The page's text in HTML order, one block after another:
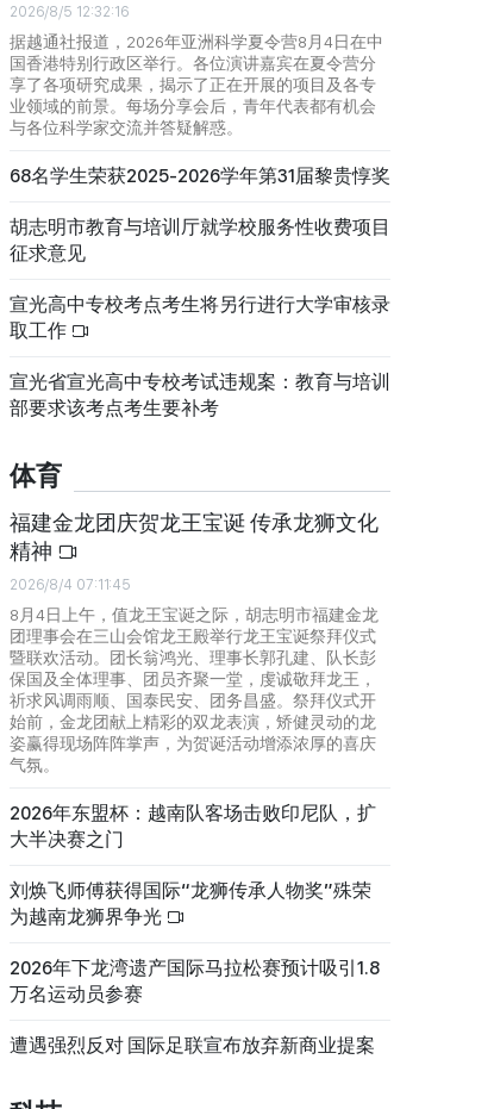
2026/8/5 12:32:16
据越通社报道，2026年亚洲科学夏令营8月4日在中
国香港特别行政区举行。各位演讲嘉宾在夏令营分
享了各项研究成果，揭示了正在开展的项目及各专
业领域的前景。每场分享会后，青年代表都有机会
与各位科学家交流并答疑解惑。
68名学生荣获2025-2026学年第31届黎贵惇奖
胡志明市教育与培训厅就学校服务性收费项目
征求意见
宣光高中专校考点考生将另行进行大学审核录
取工作
宣光省宣光高中专校考试违规案：教育与培训
部要求该考点考生要补考
体育
福建金龙团庆贺龙王宝诞 传承龙狮文化
精神
2026/8/4 07:11:45
8月4日上午，值龙王宝诞之际，胡志明市福建金龙
团理事会在三山会馆龙王殿举行龙王宝诞祭拜仪式
暨联欢活动。团长翁鸿光、理事长郭孔建、队长彭
保国及全体理事、团员齐聚一堂，虔诚敬拜龙王，
祈求风调雨顺、国泰民安、团务昌盛。祭拜仪式开
始前，金龙团献上精彩的双龙表演，矫健灵动的龙
姿赢得现场阵阵掌声，为贺诞活动增添浓厚的喜庆
气氛。
2026年东盟杯：越南队客场击败印尼队，扩
大半决赛之门
刘焕飞师傅获得国际“龙狮传承人物奖”殊荣
为越南龙狮界争光
2026年下龙湾遗产国际马拉松赛预计吸引1.8
万名运动员参赛
遭遇强烈反对 国际足联宣布放弃新商业提案